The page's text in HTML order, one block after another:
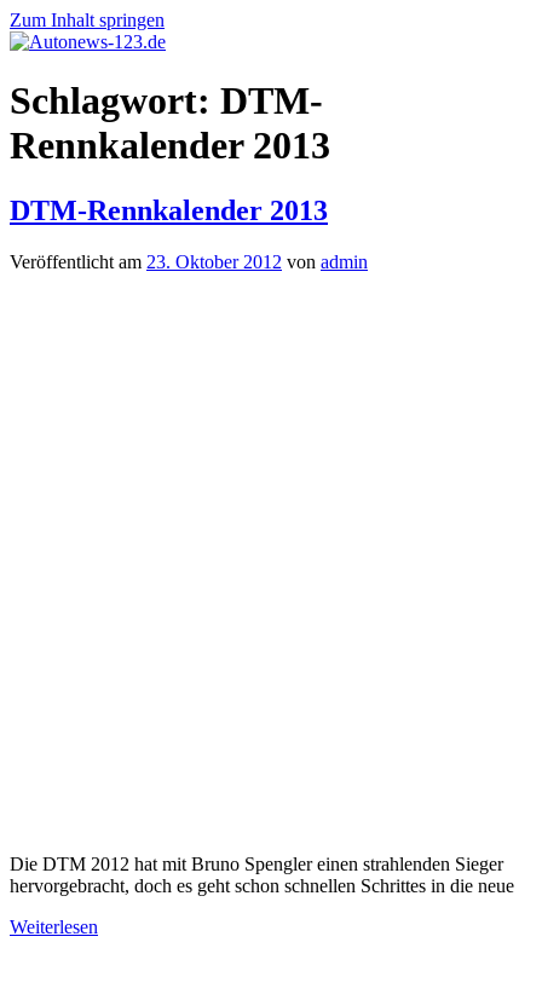
Zum Inhalt springen
Autonews-
123.de
Autonews
mit
Schlagwort: DTM-
Rennkalender 2013
DTM-Rennkalender 2013
Veröffentlicht am 23. Oktober 2012 von admin
Die DTM 2012 hat mit Bruno Spengler einen strahlenden Sieger
hervorgebracht, doch es geht schon schnellen Schrittes in die neue
Weiterlesen